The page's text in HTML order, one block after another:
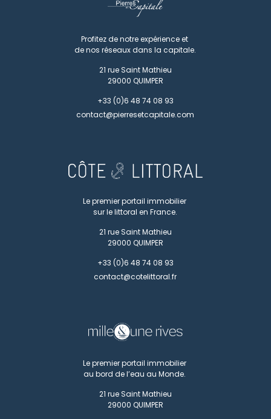
Profitez de notre expérience et
de nos réseaux dans la capitale.
21 rue Saint Mathieu
29000 QUIMPER
+33 (0)6 48 74 08 93
contact@pierresetcapitale.com
Le premier portail immobilier
sur le littoral en France.
21 rue Saint Mathieu
29000 QUIMPER
+33 (0)6 48 74 08 93
contact@cotelittoral.fr
Le premier portail immobilier
au bord de l’eau au Monde.
21 rue Saint Mathieu
29000 QUIMPER